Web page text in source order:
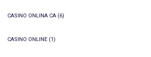
CASINO ONLINA CA (6)
CASINO ONLINE (1)